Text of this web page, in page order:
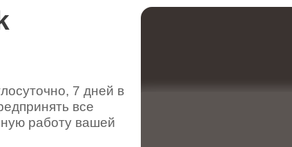
7 дней в
все
работу вашей